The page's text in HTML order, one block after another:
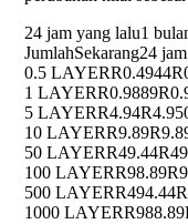
24 jam yang lalu1
JumlahSekarang24
0.5 LAYERR0.4944
1 LAYERR0.9889
5 LAYERR4.94R4.95
10 LAYERR9.89
50 LAYERR49.44
100 LAYERR98.89
500 LAYERR494.44
1000 LAYERR988.89